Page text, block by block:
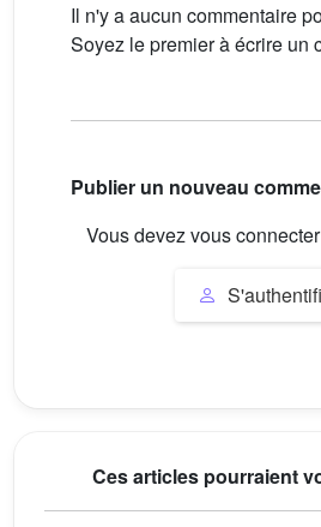
Il n'y a aucun commentaire
Soyez le premier à écrire un
Publier un nouveau
Vous devez vous
Ces articles pourraient